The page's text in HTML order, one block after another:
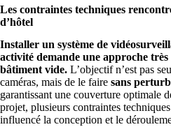
Les contraintes techniques
d’hôtel
Installer un système de
activité demande une approche
bâtiment vide. L’objectif n’est pas
caméras, mais de le faire sans
garantissant une couverture optimale
projet, plusieurs contraintes
influencé la conception et le